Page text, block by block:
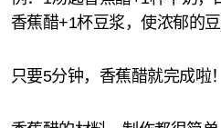
香蕉醋+1杯豆浆，使浓郁的豆
只要5分钟，香蕉醋就完成啦！